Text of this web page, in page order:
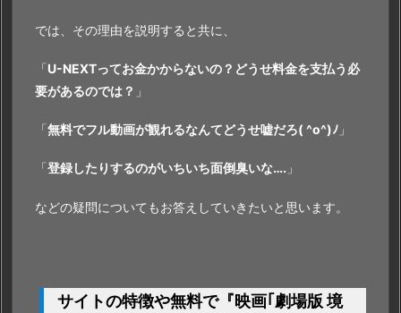
では、その理由を説明すると共に、
「U-NEXTってお金かからないの？どうせ料金を支払う必
要があるのでは？ 」
「無料でフル動画が観れるなんてどうせ嘘だろ( ^o^)ﾉ 」
「登録したりするのがいちいち面倒臭いな…. 」
などの疑問についてもお答えしていきたいと思います。
サイトの特徴や無料で『映画｢劇場版 境